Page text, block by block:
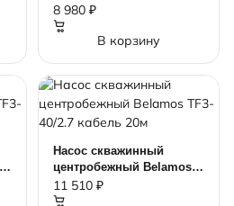
3SD-42 (3", напор 42м,
кабель 20м)
8 980 ₽
В корзину
Насос скважинный
центробежный Belamos
TF3-40/2.7 кабель 20м
11 510 ₽